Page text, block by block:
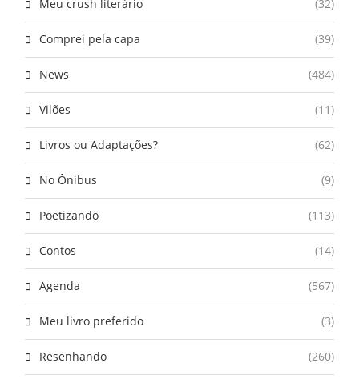
Meu crush literário (32)
Comprei pela capa (39)
News (484)
Vilões (11)
Livros ou Adaptações? (62)
No Ônibus (9)
Poetizando (113)
Contos (14)
Agenda (567)
Meu livro preferido (3)
Resenhando (260)